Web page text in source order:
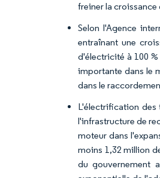
freiner la croissance
Selon l'Agence
entraînant une
d'électricité à 100
importante dans le
dans le
L'électrification des
l'infrastructure de
moteur dans
moins 1,32 million
du gouvernement